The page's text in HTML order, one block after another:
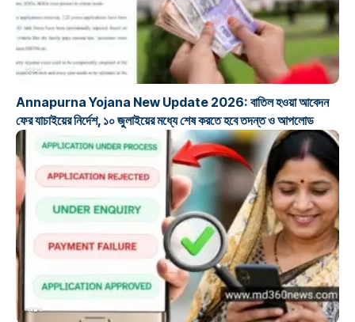
প্রকল্প
Annapurna Yojana New Update 2026: বাতিল হওয়া আবেদন
ফের যাচাইয়ের নির্দেশ, ১০ জুলাইয়ের মধ্যে শেষ করতে হবে তদন্ত ও আপলোড
প্রকল্প